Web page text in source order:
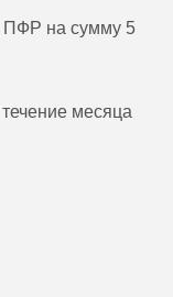
ПФР на сумму 5
месяца